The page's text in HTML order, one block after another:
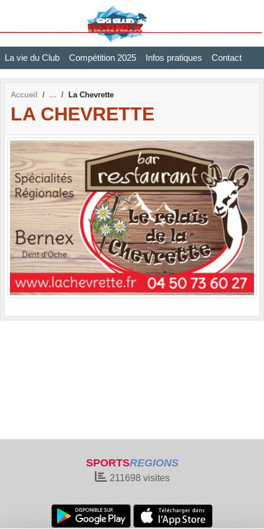
La vie du Club Compétition 2025 Infos pratiques Contact
Accueil La Chevrette
LA CHEVRETTE
SPORTSREGIONS
211698 visites
Panneau de gestion des cookies